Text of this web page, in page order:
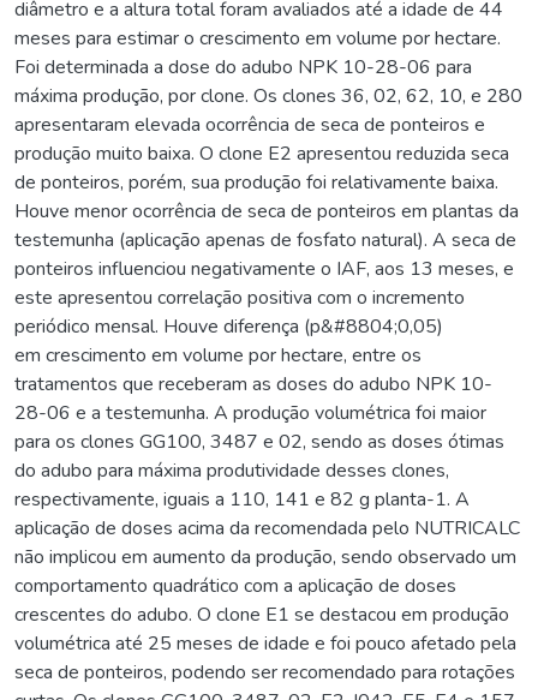
diâmetro e a altura total foram avaliados até a idade de 44
meses para estimar o crescimento em volume por hectare.
Foi determinada a dose do adubo NPK 10-28-06 para
máxima produção, por clone. Os clones 36, 02, 62, 10, e 280
apresentaram elevada ocorrência de seca de ponteiros e
produção muito baixa. O clone E2 apresentou reduzida seca
de ponteiros, porém, sua produção foi relativamente baixa.
Houve menor ocorrência de seca de ponteiros em plantas da
testemunha (aplicação apenas de fosfato natural). A seca de
ponteiros influenciou negativamente o IAF, aos 13 meses, e
este apresentou correlação positiva com o incremento
periódico mensal. Houve diferença (p&#8804;0,05)
em crescimento em volume por hectare, entre os
tratamentos que receberam as doses do adubo NPK 10-
28-06 e a testemunha. A produção volumétrica foi maior
para os clones GG100, 3487 e 02, sendo as doses ótimas
do adubo para máxima produtividade desses clones,
respectivamente, iguais a 110, 141 e 82 g planta-1. A
aplicação de doses acima da recomendada pelo NUTRICALC
não implicou em aumento da produção, sendo observado um
comportamento quadrático com a aplicação de doses
crescentes do adubo. O clone E1 se destacou em produção
volumétrica até 25 meses de idade e foi pouco afetado pela
seca de ponteiros, podendo ser recomendado para rotações